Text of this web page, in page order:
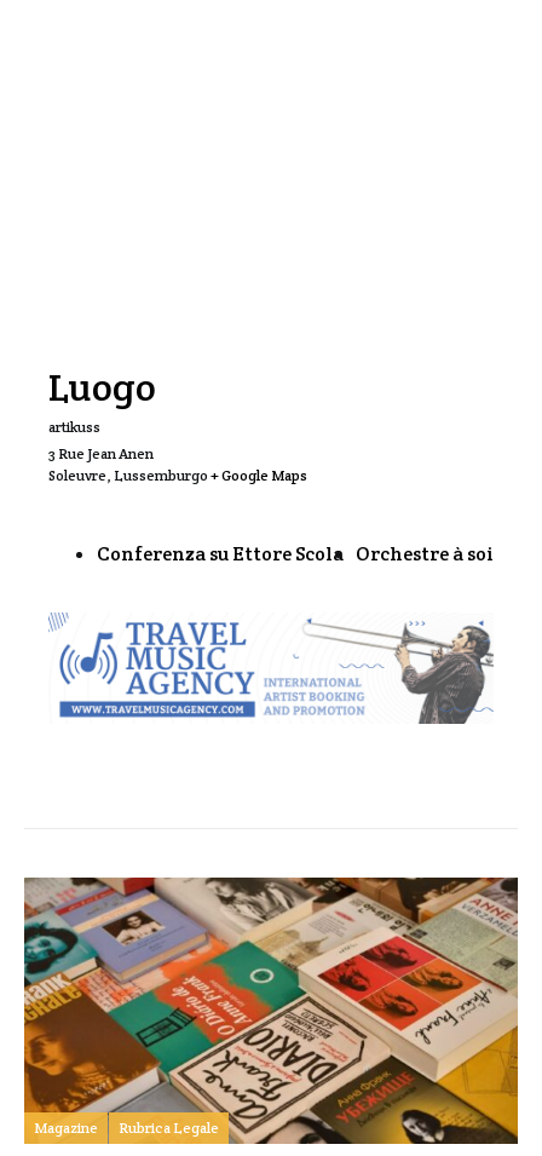
Luogo
artikuss
3 Rue Jean Anen
Soleuvre, Lussemburgo + Google Maps
Conferenza su Ettore Scola Orchestre à soi
Magazine Rubrica Legale